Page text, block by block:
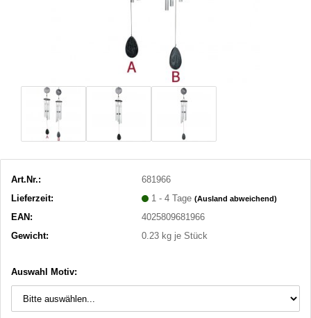
Art.Nr.:
681966
Lieferzeit:
1 - 4 Tage(Ausland abweichend)
EAN:
4025809681966
Gewicht:
0.23 kg je Stück
Auswahl Motiv: